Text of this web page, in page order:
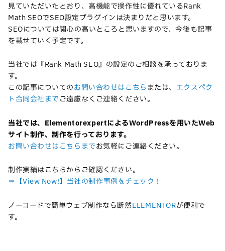
見ていただいたとおり、高機能で操作性に優れているRank
Math SEOでSEO設定プラグインは決まりだと思います。
SEOについては関心の高いところと思いますので、今後も記事
を載せていく予定です。
当社では『Rank Math SEO』の設定のご相談を承っておりま
す。
この記事についてのお問い合わせはこちら または、 エクスペク
ト合同会社までご遠慮なくご連絡ください。
当社では、 ElementorexpertによるWordPressを用いたWeb
サイト制作、制作を行っております。
お問い合わせはこちらまでお気軽にご連絡ください。
制作実績はこちらからご確認ください。
⇒【View Now!】当社の制作事例をチェック！
ノーコードで簡単ウェブ制作なら断然ELEMENTORが便利で
す。